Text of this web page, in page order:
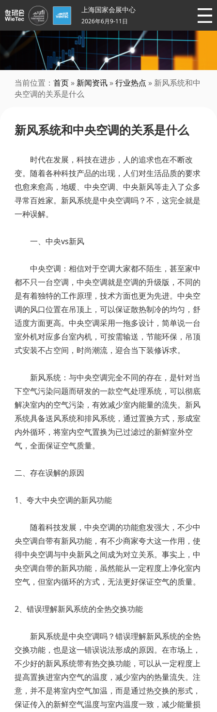
上海国家会展中心
2026年6月9-11日
当前位置： 首页 » 新闻资讯 »行业热点 » 新风系统和中
央空调的关系是什么
新风系统和中央空调的关系是什么
时代在发展，科技在进步，人的追求也在不断改
变。随着各种科技产品的出现，人们对生活品质的要求
也愈来愈高，地暖、中央空调、中央新风等走入了众多
寻常百姓家。新风系统是中央空调吗？不，这完全就是
一种误解。
一、中央vs新风
中央空调：相信对于空调大家都不陌生，甚至家中
都不只一台空调，中央空调就是空调的升级版，不同的
是有着独特的工作原理，技术方面也更为先进。中央空
调的风口位置在吊顶上，可以保证散热制冷的均匀，舒
适度方面更高。中央空调采用一拖多设计，简单说一台
室外机对应多台室内机，可按需输送，节能环保，吊顶
式安装不占空间，时尚潮流，迎合当下装修诉求。
新风系统：与中央空调完全不同的存在，是针对当
下空气污染问题而研发的一款空气处理系统，可以彻底
解决室内的空气污染，有效减少室内能量的流失。新风
系统具备送风系统和排风系统，通过置换方式，形成室
内外循环，将室内空气置换为已过滤过的新鲜室外空
气，全面保证空气质量。
二、存在误解的原因
1、夸大中央空调的新风功能
随着科技发展，中央空调的功能愈发强大，不少中
央空调自带有新风功能，有不少商家夸大这一作用，使
得中央空调与中央新风之间成为对立关系。事实上，中
央空调自带的新风功能，虽然能从一定程度上净化室内
空气，但室内循环的方式，无法更好保证空气的质量。
2、错误理解新风系统的全热交换功能
新风系统是中央空调吗？错误理解新风系统的全热
交换功能，也是这一错误说法形成的原因。在市场上，
不少好的新风系统带有热交换功能，可以从一定程度上
提高置换进室内空气的温度，减少室内的热量流失。注
意，并不是将室内空气加温，而是通过热交换的形式，
保证传入的新鲜空气温度与室内温度一致，减少能量损